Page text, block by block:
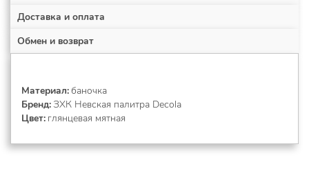
Доставка и оплата
Обмен и возврат
Материал баночка
Бренд ЗХК Невская палитра Decola
Цвет глянцевая мятная